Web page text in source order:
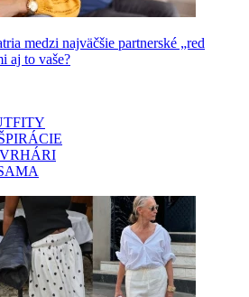
medzi najväčšie partnerské „red
aj to vaše?